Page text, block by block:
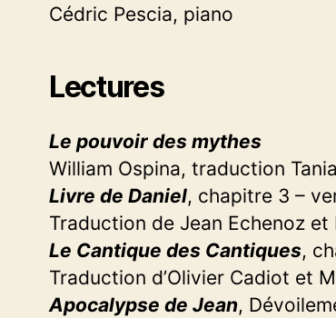
Cédric Pescia, piano
Lectures
Le pouvoir des mythes
William Ospina, traduction
Livre de Daniel, chapitre 3 –
Traduction de Jean Echenoz et
Le Cantique des Cantiques,
Traduction d’Olivier Cadiot et
Apocalypse de Jean,